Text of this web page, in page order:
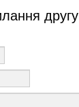
другу